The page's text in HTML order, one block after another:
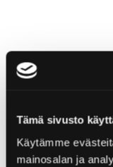
Tämä sivusto
Käytämme
mainosalan ja